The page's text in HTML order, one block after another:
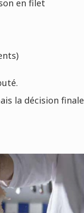
en filet
la décision finale